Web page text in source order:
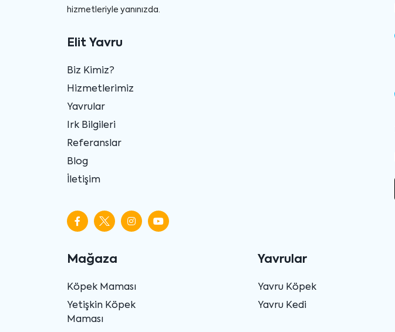
hizmetleriyle yanınızda.
Elit Yavru
Biz Kimiz?
Hizmetlerimiz
Yavrular
Irk Bilgileri
Referanslar
Blog
İletişim
Mağaza
Köpek Maması
Yetişkin Köpek
Maması
Yavrular
Yavru Köpek
Yavru Kedi